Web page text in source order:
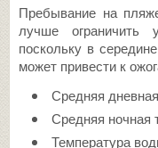
Пребывание на
лучше ограничить
поскольку в
может привести к
Средняя
Средняя ночная
Температура